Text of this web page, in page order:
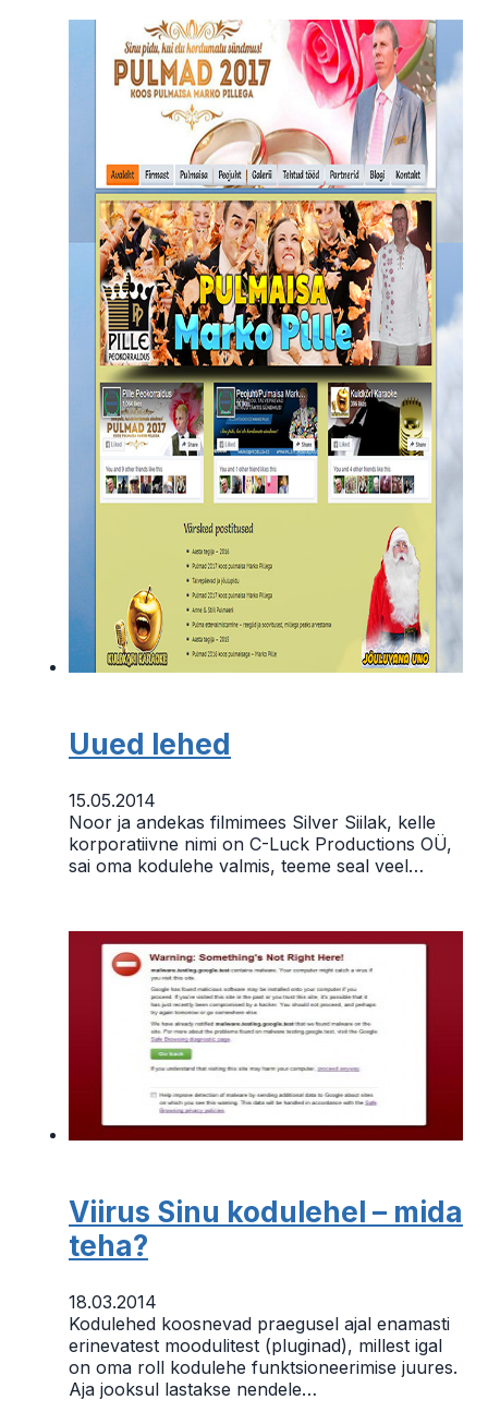
Uued lehed
15.05.2014
Noor ja andekas filmimees Silver Siilak, kelle
korporatiivne nimi on C-Luck Productions OÜ,
sai oma kodulehe valmis, teeme seal veel…
Viirus Sinu kodulehel – mida
teha?
18.03.2014
Kodulehed koosnevad praegusel ajal enamasti
erinevatest moodulitest (pluginad), millest igal
on oma roll kodulehe funktsioneerimise juures.
Aja jooksul lastakse nendele…